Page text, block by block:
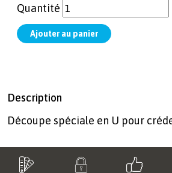
Quantité
Description
Découpe spéciale en U pour